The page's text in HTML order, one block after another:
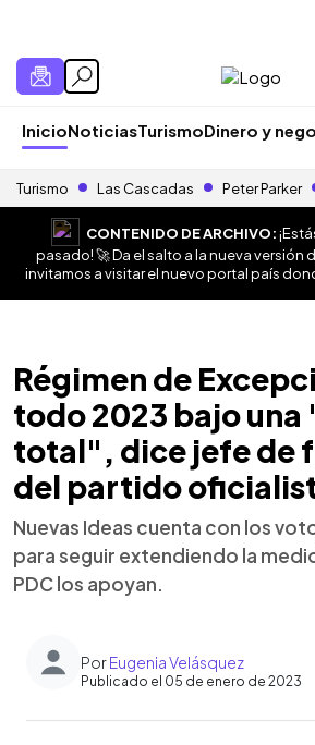
InicioNoticiasTurismoDinero y
Turismo Las Cascadas Peter Parker
CONTENIDO DE ARCHIVO:
pasado! 🚀 Da el salto a la nueva versión
invitamos a visitar el nuevo portal país
Régimen de
todo 2023 bajo una
total", dice jefe de
del partido
Nuevas Ideas cuenta con los
para seguir extendiendo la
PDC los apoyan.
PorEugenia Velásquez
Publicado el 05 de enero de 2023